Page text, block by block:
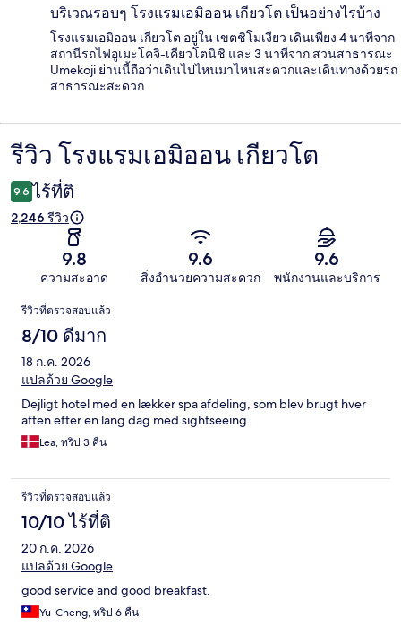
บริเวณรอบๆ โรงแรมเอมิออน เกียวโต เป็นอย่างไรบ้าง
โรงแรมเอมิออน เกียวโต อยู่ใน เขตชิโมเงียว เดินเพียง 4 นาทีจาก
สถานีรถไฟอูเมะโคจิ-เคียวโตนิชิ และ 3 นาทีจาก สวนสาธารณะ
Umekoji ย่านนี้ถือว่าเดินไปไหนมาไหนสะดวกและเดินทางด้วยรถ
สาธารณะสะดวก
รีวิว
รีวิว โรงแรมเอมิออน เกียวโต
9.6 ไร้ที่ติ
2,246 รีวิว
9.8
ความสะอาด
9.6
สิ่งอำนวยความสะดวก
9.6
พนักงานและบริการ
รีวิว
รีวิวที่ตรวจสอบแล้ว
8/10 ดีมาก
18 ก.ค. 2026
แปลด้วย Google
Dejligt hotel med en lækker spa afdeling, som blev brugt hver
aften efter en lang dag med sightseeing
Lea, ทริป 3 คืน
รีวิวที่ตรวจสอบแล้ว
10/10 ไร้ที่ติ
20 ก.ค. 2026
แปลด้วย Google
good service and good breakfast.
Yu-Cheng, ทริป 6 คืน